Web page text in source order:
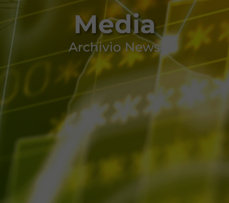
Media
Archivio News